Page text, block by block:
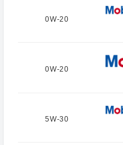
0W-20
0W-20
5W-30